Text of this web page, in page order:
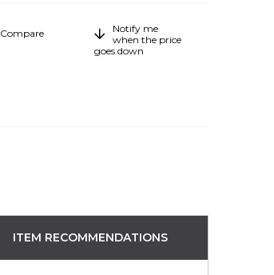
Compare
Notify me
when the price
goes down
ITEM RECOMMENDATIONS